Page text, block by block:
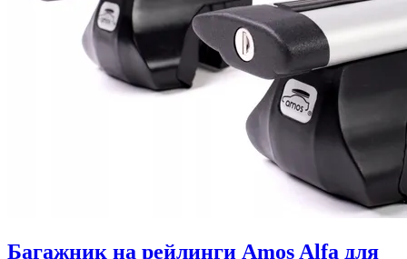
Багажник на рейлинги Amos Alfa для